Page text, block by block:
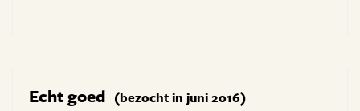
Echt goed (bezocht in juni 2016)